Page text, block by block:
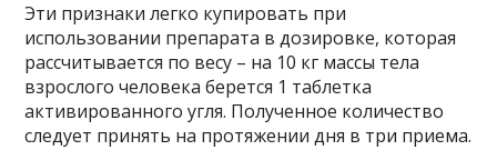
Эти признаки легко купировать при
использовании препарата в дозировке, которая
рассчитывается по весу – на 10 кг массы тела
взрослого человека берется 1 таблетка
активированного угля. Полученное количество
следует принять на протяжении дня в три приема.